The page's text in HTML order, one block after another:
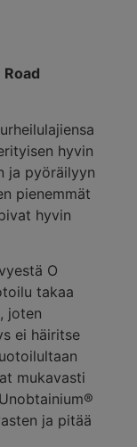
hyvin
ja pyöräilyyn
pienemmät
hyvin
O
takaa
joten
ei häiritse
mukavasti
ja pitää